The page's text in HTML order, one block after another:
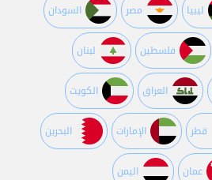
ليبيا مصر السودان
فلسطين لبنان
العراق الكويت
قطر اﻹمارات البحرين
عمان اليمن